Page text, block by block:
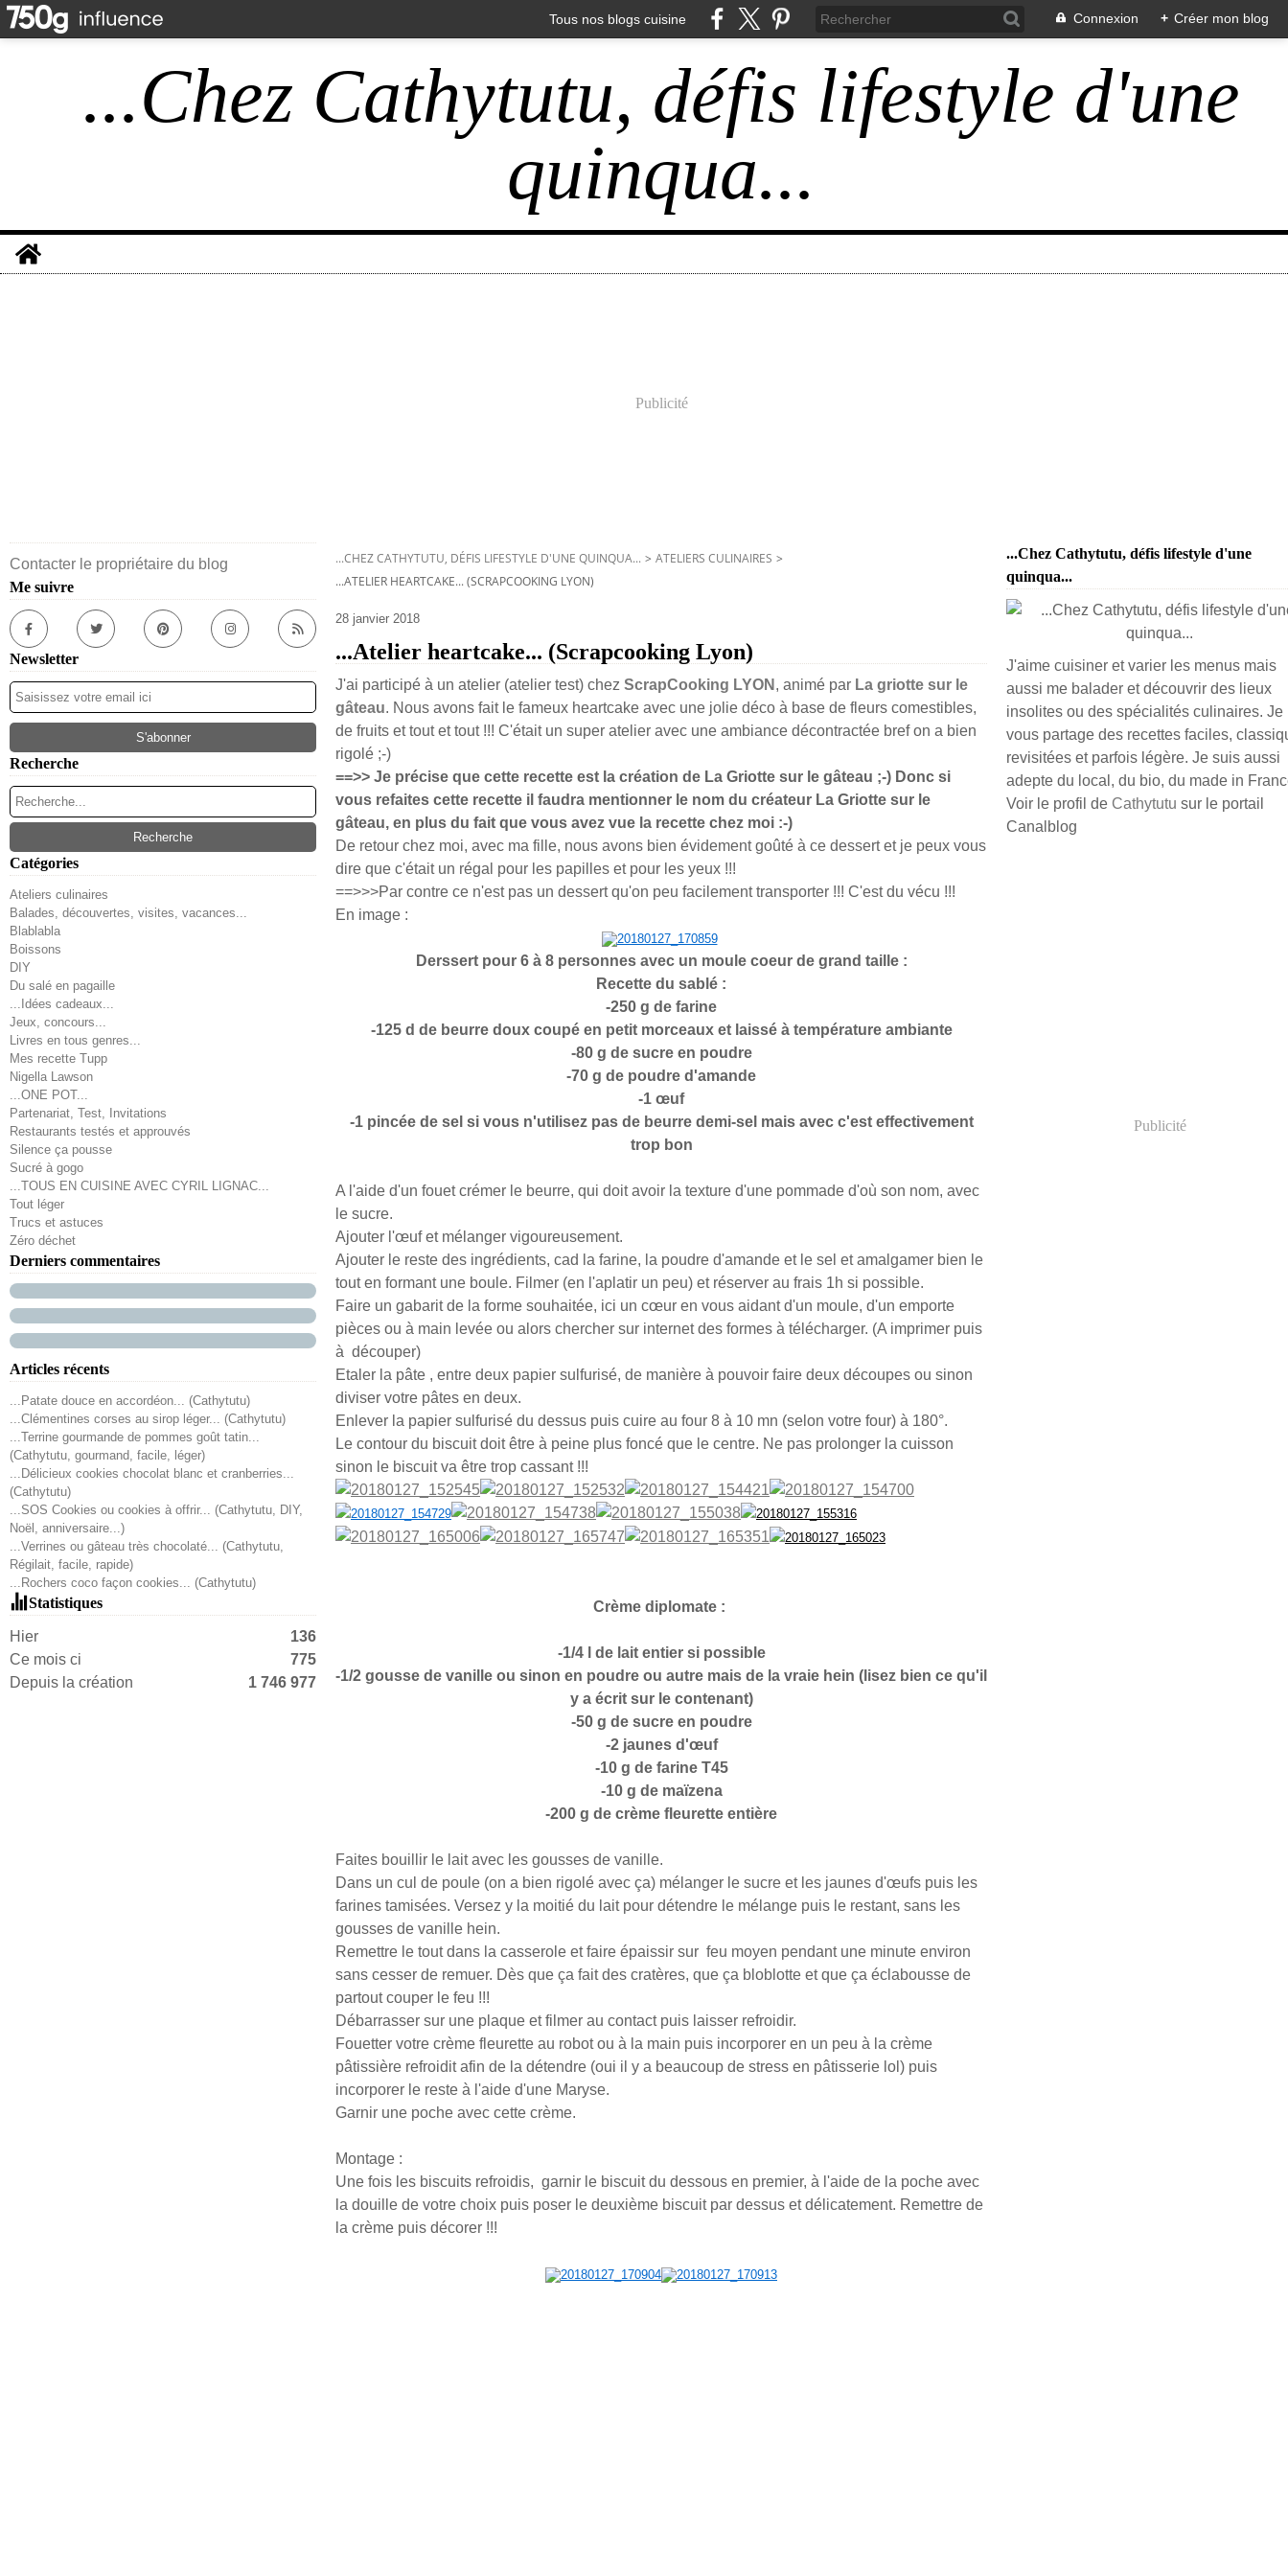
Tous nos blogs cuisine Connexion + Créer mon blog
...Chez Cathytutu, défis lifestyle d'une
quinqua...
Home
Publicité
Contacter le propriétaire du blog
Me suivre
Newsletter
Recherche
Catégories
Ateliers culinaires
Balades, découvertes, visites, vacances...
Blablabla
Boissons
DIY
Du salé en pagaille
...Idées cadeaux...
Jeux, concours...
Livres en tous genres...
Mes recette Tupp
Nigella Lawson
...ONE POT...
Partenariat, Test, Invitations
Restaurants testés et approuvés
Silence ça pousse
Sucré à gogo
...TOUS EN CUISINE AVEC CYRIL LIGNAC...
Tout léger
Trucs et astuces
Zéro déchet
Derniers commentaires
Articles récents
...Patate douce en accordéon... (Cathytutu)
...Clémentines corses au sirop léger... (Cathytutu)
...Terrine gourmande de pommes goût tatin...
(Cathytutu, gourmand, facile, léger)
...Délicieux cookies chocolat blanc et cranberries...
(Cathytutu)
...SOS Cookies ou cookies à offrir... (Cathytutu, DIY,
Noël, anniversaire...)
...Verrines ou gâteau très chocolaté... (Cathytutu,
Régilait, facile, rapide)
...Rochers coco façon cookies... (Cathytutu)
Statistiques
Hier
136
Ce mois ci
775
Depuis la création
1 746 977
...CHEZ CATHYTUTU, DÉFIS LIFESTYLE D'UNE QUINQUA... > ATELIERS CULINAIRES >
...ATELIER HEARTCAKE... (SCRAPCOOKING LYON)
28 janvier 2018
...Atelier heartcake... (Scrapcooking Lyon)
J'ai participé à un atelier (atelier test) chez ScrapCooking LYON , animé par La griotte sur le
gâteau. Nous avons fait le fameux heartcake avec une jolie déco à base de fleurs comestibles,
de fruits et tout et tout !!! C'était un super atelier avec une ambiance décontractée bref on a bien
rigolé ;-)
==>> Je précise que cette recette est la création de La Griotte sur le gâteau ;-) Donc si
vous refaites cette recette il faudra mentionner le nom du créateur La Griotte sur le
gâteau, en plus du fait que vous avez vue la recette chez moi :-)
De retour chez moi, avec ma fille, nous avons bien évidement goûté à ce dessert et je peux vous
dire que c'était un régal pour les papilles et pour les yeux !!!
==>>>Par contre ce n'est pas un dessert qu'on peu facilement transporter !!! C'est du vécu !!!
En image :
Derssert pour 6 à 8 personnes avec un moule coeur de grand taille :
Recette du sablé :
-250 g de farine
-125 d de beurre doux coupé en petit morceaux et laissé à température ambiante
-80 g de sucre en poudre
-70 g de poudre d'amande
-1 œuf
-1 pincée de sel si vous n'utilisez pas de beurre demi-sel mais avec c'est effectivement
trop bon
A l'aide d'un fouet crémer le beurre, qui doit avoir la texture d'une pommade d'où son nom, avec
le sucre.
Ajouter l'œuf et mélanger vigoureusement.
Ajouter le reste des ingrédients, cad la farine, la poudre d'amande et le sel et amalgamer bien le
tout en formant une boule. Filmer (en l'aplatir un peu) et réserver au frais 1h si possible.
Faire un gabarit de la forme souhaitée, ici un cœur en vous aidant d'un moule, d'un emporte
pièces ou à main levée ou alors chercher sur internet des formes à télécharger. (A imprimer puis
à découper)
Etaler la pâte , entre deux papier sulfurisé, de manière à pouvoir faire deux découpes ou sinon
diviser votre pâtes en deux.
Enlever la papier sulfurisé du dessus puis cuire au four 8 à 10 mn (selon votre four) à 180°.
Le contour du biscuit doit être à peine plus foncé que le centre. Ne pas prolonger la cuisson
sinon le biscuit va être trop cassant !!!
Crème diplomate :
-1/4 l de lait entier si possible
-1/2 gousse de vanille ou sinon en poudre ou autre mais de la vraie hein (lisez bien ce qu'il
y a écrit sur le contenant)
-50 g de sucre en poudre
-2 jaunes d'œuf
-10 g de farine T45
-10 g de maïzena
-200 g de crème fleurette entière
Faites bouillir le lait avec les gousses de vanille.
Dans un cul de poule (on a bien rigolé avec ça) mélanger le sucre et les jaunes d'œufs puis les
farines tamisées. Versez y la moitié du lait pour détendre le mélange puis le restant, sans les
gousses de vanille hein.
Remettre le tout dans la casserole et faire épaissir sur feu moyen pendant une minute environ
sans cesser de remuer. Dès que ça fait des cratères, que ça bloblotte et que ça éclabousse de
partout couper le feu !!!
Débarrasser sur une plaque et filmer au contact puis laisser refroidir.
Fouetter votre crème fleurette au robot ou à la main puis incorporer en un peu à la crème
pâtissière refroidit afin de la détendre (oui il y a beaucoup de stress en pâtisserie lol) puis
incorporer le reste à l'aide d'une Maryse.
Garnir une poche avec cette crème.
Montage :
Une fois les biscuits refroidis, garnir le biscuit du dessous en premier, à l'aide de la poche avec
la douille de votre choix puis poser le deuxième biscuit par dessus et délicatement. Remettre de
la crème puis décorer !!!
...Chez Cathytutu, défis lifestyle d'une
quinqua...
J'aime cuisiner et varier les menus mais
aussi me balader et découvrir des lieux
insolites ou des spécialités culinaires. Je
vous partage des recettes faciles,
revisitées et parfois légère. Je suis aussi
adepte du local, du bio, du made in
Voir le profil de Cathytutu sur le portail
Canalblog
Publicité